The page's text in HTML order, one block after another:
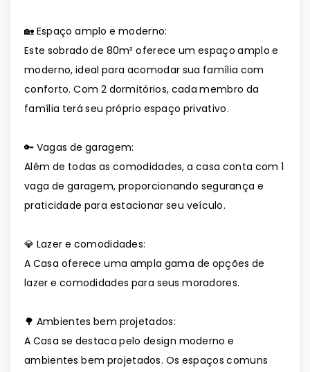
🏡 Espaço amplo e moderno:
Este sobrado de 80m² oferece um espaço amplo e
moderno, ideal para acomodar sua família com
conforto. Com 2 dormitórios, cada membro da
família terá seu próprio espaço privativo.
🔑 Vagas de garagem:
Além de todas as comodidades, a casa conta com 1
vaga de garagem, proporcionando segurança e
praticidade para estacionar seu veículo.
💎 Lazer e comodidades:
A Casa oferece uma ampla gama de opções de
lazer e comodidades para seus moradores.
🌳 Ambientes bem projetados:
A Casa se destaca pelo design moderno e
ambientes bem projetados. Os espaços comuns